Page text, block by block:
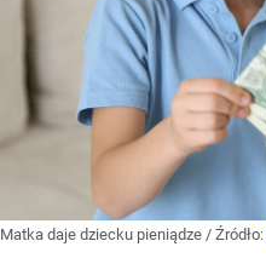
Matka daje dziecku pieniądze / Źródło: